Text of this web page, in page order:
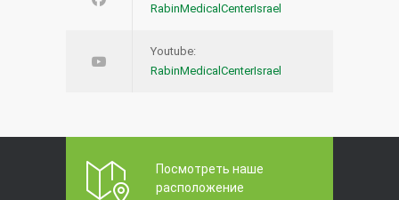
RabinMedicalCenterIsrael
Youtube:
RabinMedicalCenterIsrael
Посмотреть наше
расположение